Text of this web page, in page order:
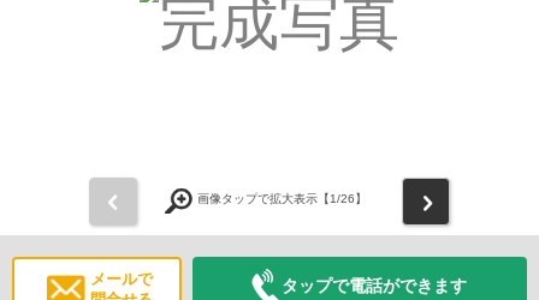
画像タップで拡大表示【1/26】
メールで
タップで電話ができます